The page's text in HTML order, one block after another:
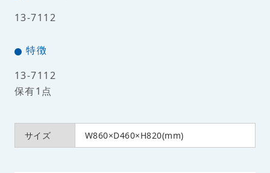
13-7112
特徴
13-7112
保有1点
サイズ W860×D460×H820(mm)